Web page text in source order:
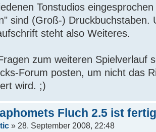
Tonstudios
sind (Groß-) Druckbuchstaben.
steht also Weiteres.
zum weiteren Spielverlauf
Forum posten, um nicht das
wird. ;)
Fluch 2.5 ist fertig
» 28. September 2008, 22:48